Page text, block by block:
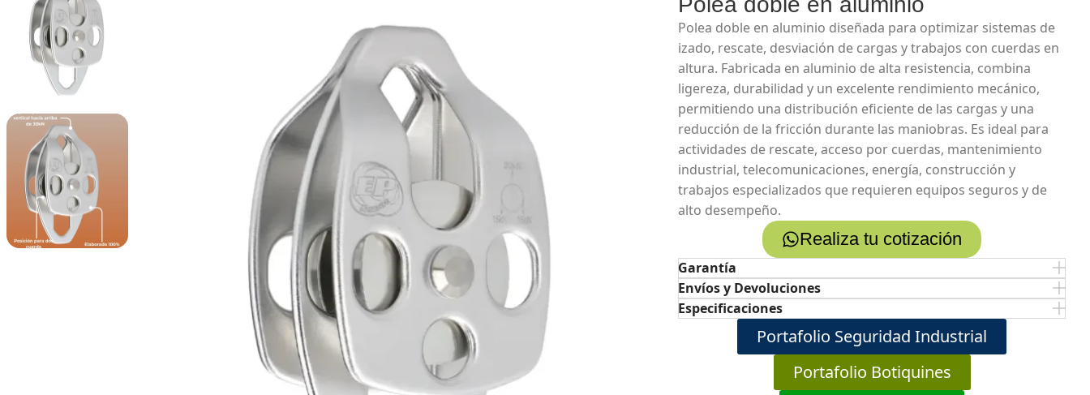
Polea doble en aluminio diseñada para optimizar sistemas de
izado, rescate, desviación de cargas y trabajos con cuerdas en
altura. Fabricada en aluminio de alta resistencia, combina
ligereza, durabilidad y un excelente rendimiento mecánico,
permitiendo una distribución eficiente de las cargas y una
reducción de la fricción durante las maniobras. Es ideal para
actividades de rescate, acceso por cuerdas, mantenimiento
industrial, telecomunicaciones, energía, construcción y
trabajos especializados que requieren equipos seguros y de
alto desempeño.
Realiza tu cotización
Garantía
Envíos y Devoluciones
Especificaciones
Portafolio Seguridad Industrial
Portafolio Botiquines